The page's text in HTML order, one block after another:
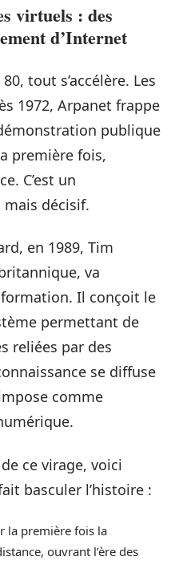
virtuels : des
d’Internet
tout s’accélère. Les
1972, Arpanet frappe
publique
première fois,
C’est un
décisif.
en 1989, Tim
va
Il conçoit le
permettant de
reliées par des
se diffuse
comme
ce virage, voici
basculer l’histoire :
la première fois la
ouvrant l’ère des